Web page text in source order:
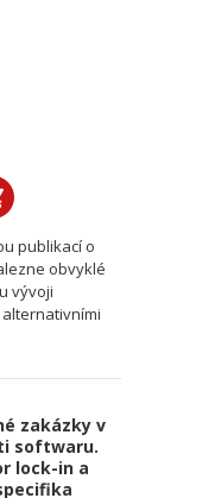
publikací o
obvyklé
vývoji
zakázky v
softwaru.
lock-in a